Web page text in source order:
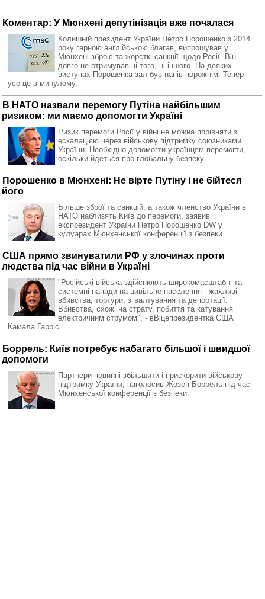
Коментар: У Мюнхені депутінізація вже почалася
Колишній президент України Петро Порошенко з 2014
року гарною англійською благав, випрошував у
Мюнхені зброю та жорсткі санкції щодо Росії. Він
довго не отримував ні того, ні іншого. На деяких
виступах Порошенка зал був напів порожнім. Тепер
усе це в минулому.
В НАТО назвали перемогу Путіна найбільшим
ризиком: ми маємо допомогти Україні
Ризик перемоги Росії у війні не можна порівняти з
ескалацією через військову підтримку союзниками
України. Необхідно допомогти українцям перемогти,
оскільки йдеться про глобальну безпеку.
Порошенко в Мюнхені: Не вірте Путіну і не бійтеся
його
Більше зброї та санкцій, а також членство України в
НАТО наблизять Київ до перемоги, заявив
експрезидент України Петро Порошенко DW у
кулуарах Мюнхенської конференції з безпеки.
США прямо звинуватили РФ у злочинах проти
людства під час війни в Україні
"Російські війська здійснюють широкомасштабні та
системні напади на цивільне населення - жахливі
вбивства, тортури, зґвалтування та депортації.
Вбивства, схожі на страту, побиття та катування
електричним струмом", - вВіцепрезидентка США
Камала Гарріс.
Боррель: Київ потребує набагато більшої і швидшої
допомоги
Партнери повинні збільшити і прискорити військову
підтримку України, наголосив Жозеп Боррель під час
Мюнхенської конференції з безпеки.